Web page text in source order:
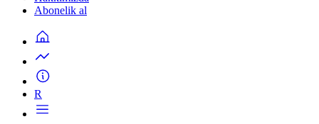
Abonelik al
R